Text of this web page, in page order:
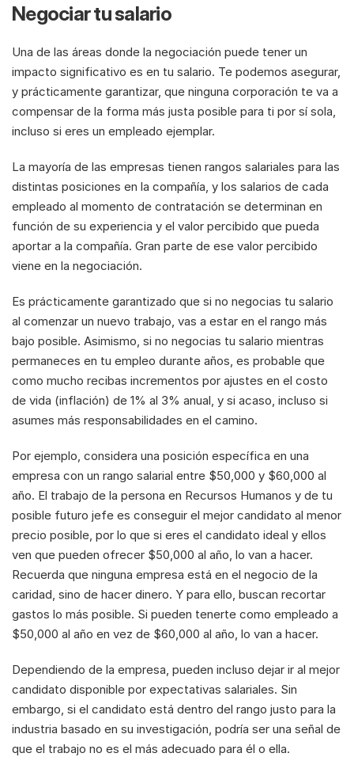
Negociar tu salario
Una de las áreas donde la negociación puede tener un
impacto significativo es en tu salario. Te podemos asegurar,
y prácticamente garantizar, que ninguna corporación te va a
compensar de la forma más justa posible para ti por sí sola,
incluso si eres un empleado ejemplar.
La mayoría de las empresas tienen rangos salariales para las
distintas posiciones en la compañía, y los salarios de cada
empleado al momento de contratación se determinan en
función de su experiencia y el valor percibido que pueda
aportar a la compañía. Gran parte de ese valor percibido
viene en la negociación.
Es prácticamente garantizado que si no negocias tu salario
al comenzar un nuevo trabajo, vas a estar en el rango más
bajo posible. Asimismo, si no negocias tu salario mientras
permaneces en tu empleo durante años, es probable que
como mucho recibas incrementos por ajustes en el costo
de vida (inflación) de 1% al 3% anual, y si acaso, incluso si
asumes más responsabilidades en el camino.
Por ejemplo, considera una posición específica en una
empresa con un rango salarial entre $50,000 y $60,000 al
año. El trabajo de la persona en Recursos Humanos y de tu
posible futuro jefe es conseguir el mejor candidato al menor
precio posible, por lo que si eres el candidato ideal y ellos
ven que pueden ofrecer $50,000 al año, lo van a hacer.
Recuerda que ninguna empresa está en el negocio de la
caridad, sino de hacer dinero. Y para ello, buscan recortar
gastos lo más posible. Si pueden tenerte como empleado a
$50,000 al año en vez de $60,000 al año, lo van a hacer.
Dependiendo de la empresa, pueden incluso dejar ir al mejor
candidato disponible por expectativas salariales. Sin
embargo, si el candidato está dentro del rango justo para la
industria basado en su investigación, podría ser una señal de
que el trabajo no es el más adecuado para él o ella.